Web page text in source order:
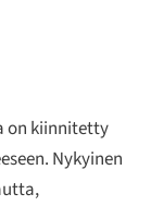
on kiinnitetty
Nykyinen